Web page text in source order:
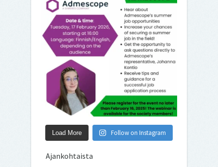
Load More Follow on Instagram
Ajankohtaista